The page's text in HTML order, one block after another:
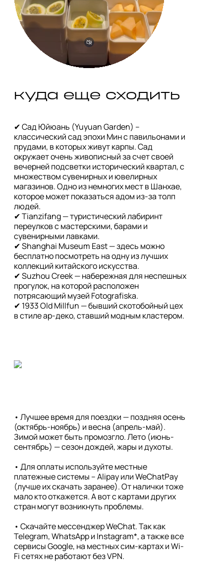
✔ Сад Юйюань (Yuyuan Garden) –
классический сад эпохи Мин с павильонами и
прудами, в которых живут карпы. Сад
окружает очень живописный за счет своей
вечерней подсветки исторический квартал, с
множеством сувенирных и ювелирных
магазинов. Одно из немногих мест в Шанхае,
которое может показаться адом из-за толп
людей.
✔ Tianzifang — туристический лабиринт
переулков с мастерскими, барами и
сувенирными лавками.
✔ Shanghai Museum East — здесь можно
бесплатно посмотреть на одну из лучших
коллекций китайского искусства.
✔ Suzhou Creek — набережная для неспешных
прогулок, на которой расположен
потрясающий музей Fotografiska.
✔ 1933 Old Millfun — бывший скотобойный цех
• Лучшее время для поездки — поздняя осень
(октябрь-ноябрь) и весна (апрель-май).
Зимой может быть промозгло. Лето (июнь-
сентябрь) — сезон дождей, жары и духоты.
• Для оплаты используйте местные
платежные системы – Alipay или WeChatPay
(лучше их скачать заранее). От налички тоже
мало кто откажется. А вот с картами других
стран могут возникнуть проблемы.
• Скачайте мессенджер WeChat. Так как
Telegram, WhatsApp и Instagram*, а также все
сервисы Google, на местных сим-картах и Wi-
Fi сетях не работают без VPN.